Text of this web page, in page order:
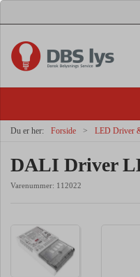
Du er her: Forside LED Driver
DALI Driver
Varenummer: 112022